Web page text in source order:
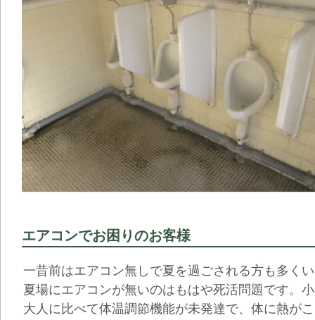
エアコンでお困りのお客様
一昔前はエアコン無しで夏を過ごされる方も多く
夏場にエアコンが無いのはもはや死活問題です。
大人に比べて体温調節機能が未発達で、体に熱が